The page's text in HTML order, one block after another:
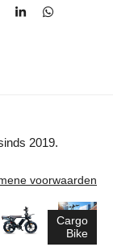
S
D
2019.
voorwaarden
Cargo
Bike